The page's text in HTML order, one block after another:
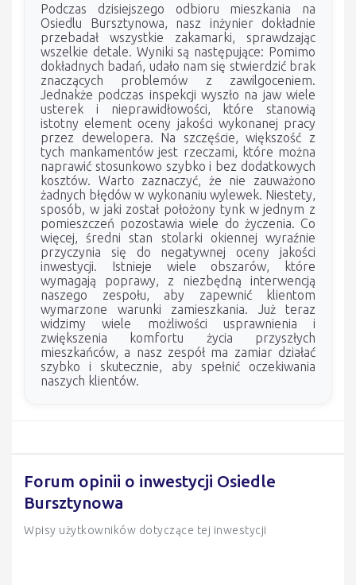
Podczas dzisiejszego odbioru mieszkania na
Osiedlu Bursztynowa, nasz inżynier dokładnie
przebadał wszystkie zakamarki, sprawdzając
wszelkie detale. Wyniki są następujące: Pomimo
dokładnych badań, udało nam się stwierdzić brak
znaczących problemów z zawilgoceniem.
Jednakże podczas inspekcji wyszło na jaw wiele
usterek i nieprawidłowości, które stanowią
istotny element oceny jakości wykonanej pracy
przez dewelopera. Na szczęście, większość z
tych mankamentów jest rzeczami, które można
naprawić stosunkowo szybko i bez dodatkowych
kosztów. Warto zaznaczyć, że nie zauważono
żadnych błędów w wykonaniu wylewek. Niestety,
sposób, w jaki został położony tynk w jednym z
pomieszczeń pozostawia wiele do życzenia. Co
więcej, średni stan stolarki okiennej wyraźnie
przyczynia się do negatywnej oceny jakości
inwestycji. Istnieje wiele obszarów, które
wymagają poprawy, z niezbędną interwencją
naszego zespołu, aby zapewnić klientom
wymarzone warunki zamieszkania. Już teraz
widzimy wiele możliwości usprawnienia i
zwiększenia komfortu życia przyszłych
mieszkańców, a nasz zespół ma zamiar działać
szybko i skutecznie, aby spełnić oczekiwania
naszych klientów.
Forum opinii o inwestycji Osiedle
Bursztynowa
Wpisy użytkowników dotyczące tej inwestycji